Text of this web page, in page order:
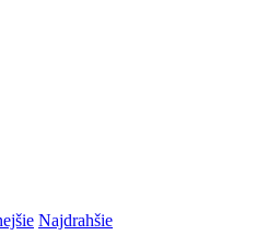
Najdrahšie